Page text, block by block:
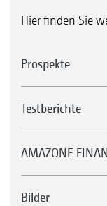
Hier finden Sie
Prospekte
Testberichte
AMAZONE
Bilder